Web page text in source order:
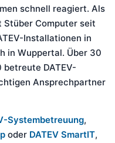
schnell reagiert. Als
Stüber Computer seit
Installationen in
in Wuppertal. Über 30
betreute DATEV-
Ansprechpartner
Systembetreuung,
oder DATEV SmartIT,